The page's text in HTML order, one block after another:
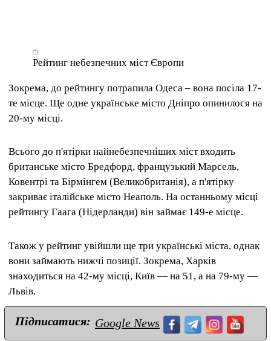
Рейтинг небезпечних міст Європи
Зокрема, до рейтингу потрапила Одеса – вона посіла 17-
те місце. Ще одне українське місто Дніпро опинилося на
20-му місці.
Всього до п'ятірки найнебезпечніших міст входить
британське місто Бредфорд, французький Марсель,
Ковентрі та Бірмінгем (Великобританія), а п'ятірку
закриває італійське місто Неаполь. На останньому місці
рейтингу Гаага (Нідерланди) він займає 149-е місце.
Також у рейтинг увійшли ще три українські міста, однак
вони займають нижчі позиції. Зокрема, Харків
знаходиться на 42-му місці, Київ — на 51, а на 79-му —
Львів.
Підписатися: Google News